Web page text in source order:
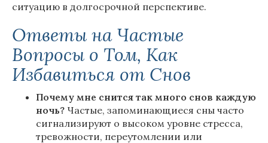
ситуацию в долгосрочной перспективе.
Ответы на Частые
Вопросы о Том, Как
Избавиться от Снов
Почему мне снится так много снов каждую
ночь? Частые, запоминающиеся сны часто
сигнализируют о высоком уровне стресса,
тревожности, переутомлении или